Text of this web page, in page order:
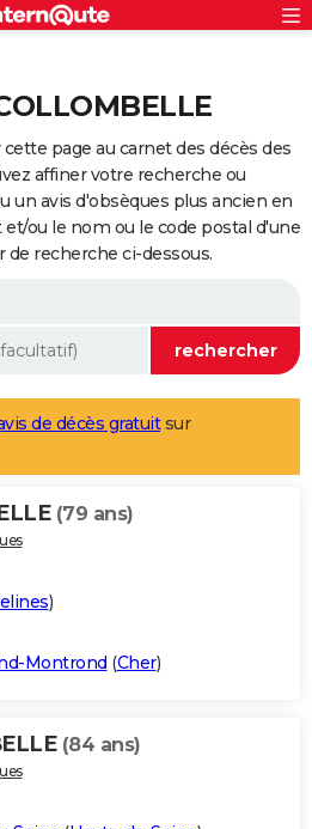
page au carnet des décès des
affiner votre recherche ou
un avis d'obsèques plus ancien en
ou le nom ou le code postal d'une
recherche ci-dessous.
de décès gratuitsur
(79 ans)
)
Montrond (Cher)
(84 ans)